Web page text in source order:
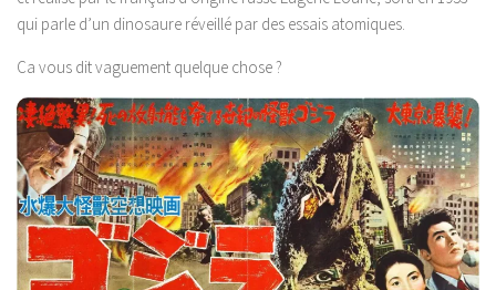
qui parle d’un dinosaure réveillé par des essais atomiques.
Ca vous dit vaguement quelque chose ?